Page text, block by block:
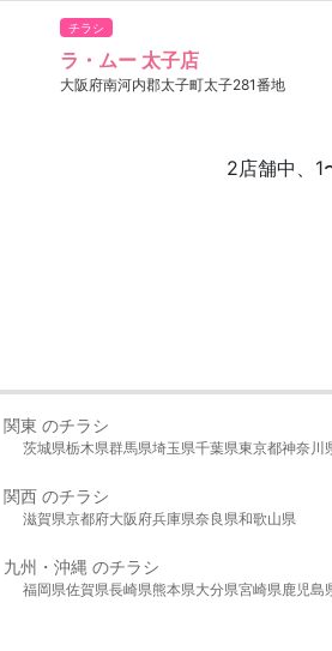
チラシ
ラ・ムー 太子店
大阪府南河内郡太子町太子281番地
2店舗中、1
関東 のチラシ
茨城県栃木県群馬県埼玉県千葉県東京都神奈川
関西 のチラシ
滋賀県京都府大阪府兵庫県奈良県和歌山県
九州・沖縄 のチラシ
福岡県佐賀県長崎県熊本県大分県宮崎県 鹿児島